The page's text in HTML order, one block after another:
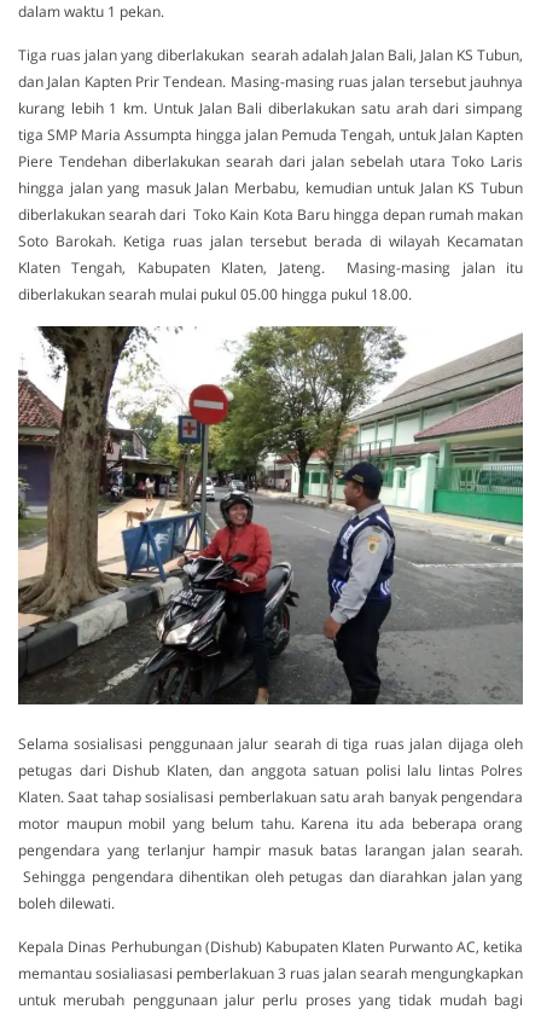
dalam waktu 1 pekan.
Tiga ruas jalan yang diberlakukan searah adalah Jalan Bali, Jalan KS Tubun,
dan Jalan Kapten Prir Tendean. Masing-masing ruas jalan tersebut jauhnya
kurang lebih 1 km. Untuk Jalan Bali diberlakukan satu arah dari simpang
tiga SMP Maria Assumpta hingga jalan Pemuda Tengah, untuk Jalan Kapten
Piere Tendehan diberlakukan searah dari jalan sebelah utara Toko Laris
hingga jalan yang masuk Jalan Merbabu, kemudian untuk Jalan KS Tubun
diberlakukan searah dari Toko Kain Kota Baru hingga depan rumah makan
Soto Barokah. Ketiga ruas jalan tersebut berada di wilayah Kecamatan
Klaten Tengah, Kabupaten Klaten, Jateng. Masing-masing jalan itu
diberlakukan searah mulai pukul 05.00 hingga pukul 18.00.
Selama sosialisasi penggunaan jalur searah di tiga ruas jalan dijaga oleh
petugas dari Dishub Klaten, dan anggota satuan polisi lalu lintas Polres
Klaten. Saat tahap sosialisasi pemberlakuan satu arah banyak pengendara
motor maupun mobil yang belum tahu. Karena itu ada beberapa orang
pengendara yang terlanjur hampir masuk batas larangan jalan searah.
Sehingga pengendara dihentikan oleh petugas dan diarahkan jalan yang
boleh dilewati.
Kepala Dinas Perhubungan (Dishub) Kabupaten Klaten Purwanto AC, ketika
memantau sosialiasasi pemberlakuan 3 ruas jalan searah mengungkapkan
untuk merubah penggunaan jalur perlu proses yang tidak mudah bagi